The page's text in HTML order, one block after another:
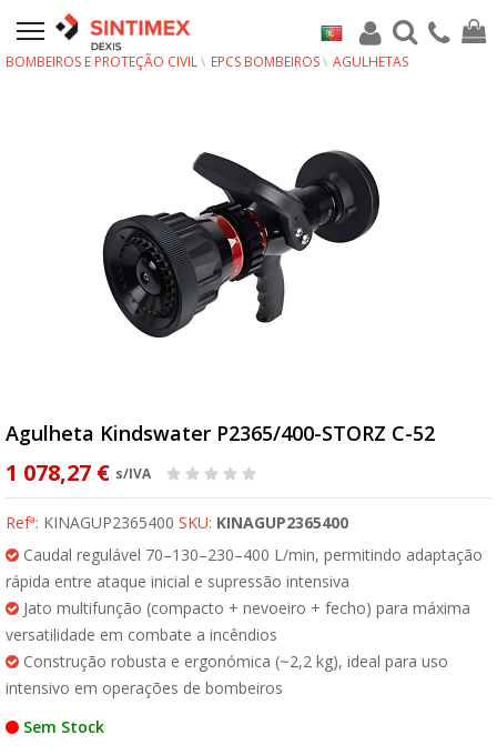
BOMBEIROS E PROTEÇÃO CIVIL EPCS BOMBEIROS AGULHETAS
Agulheta Kindswater P2365/400-STORZ C-52
1 078,27 € s/IVA
Refª: KINAGUP2365400 SKU: KINAGUP2365400
Caudal regulável 70–130–230–400 L/min, permitindo adaptação
rápida entre ataque inicial e supressão intensiva
Jato multifunção (compacto + nevoeiro + fecho) para máxima
versatilidade em combate a incêndios
Construção robusta e ergonómica (~2,2 kg), ideal para uso
intensivo em operações de bombeiros
Sem Stock